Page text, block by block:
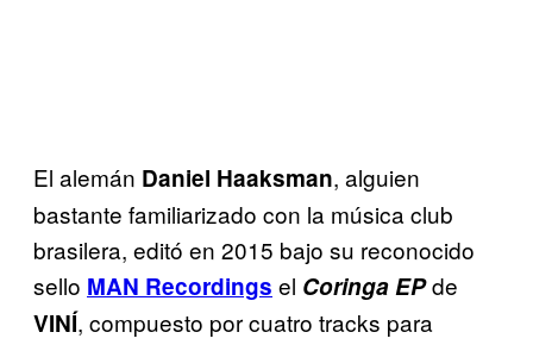
El alemán Daniel Haaksman, alguien
bastante familiarizado con la música club
brasilera, editó en 2015 bajo su reconocido
sello MAN Recordings el Coringa EPde
VINÍ, compuesto por cuatro tracks para